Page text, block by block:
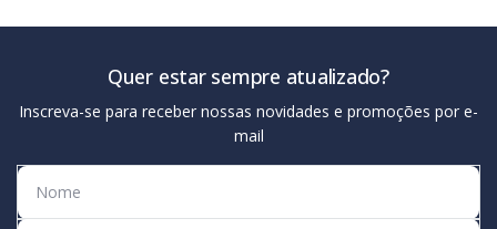
Quer estar sempre atualizado?
Inscreva-se para receber nossas novidades e promoções por e-
mail